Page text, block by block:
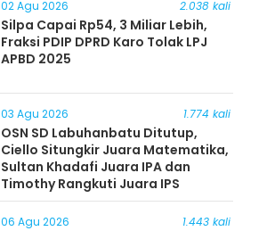
02 Agu 2026 2.038 kali
Silpa Capai Rp54, 3 Miliar Lebih,
Fraksi PDIP DPRD Karo Tolak LPJ
APBD 2025
03 Agu 2026 1.774 kali
OSN SD Labuhanbatu Ditutup,
Ciello Situngkir Juara Matematika,
Sultan Khadafi Juara IPA dan
Timothy Rangkuti Juara IPS
06 Agu 2026 1.443 kali